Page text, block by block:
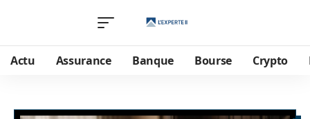
Actu Assurance Banque Bourse Crypto